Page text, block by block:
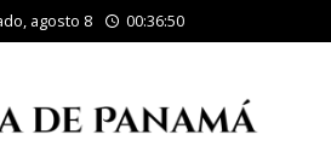
agosto 8 00:36:50